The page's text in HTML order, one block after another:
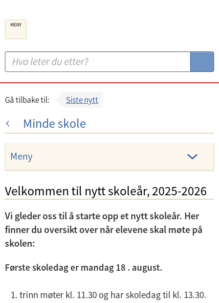
g
e
n
ø
k
:
S
ø
MENY
Gå tilbake til: Siste nytt
Minde skole
Meny
U
n
d
n
Velkommen til nytt skoleår, 2025-2026
Vi gleder oss til å starte opp et nytt skoleår. Her
finner du oversikt over når elevene skal møte på
skolen:
Første skoledag er mandag 18 . august.
trinn møter kl. 11.30 og har skoledag til kl. 13.30.